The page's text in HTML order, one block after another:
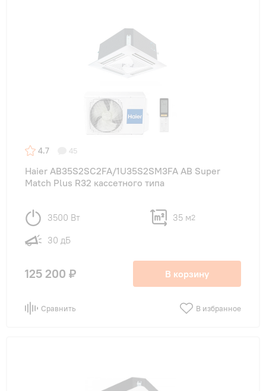
4.7 45
Haier AB35S2SC2FA/1U35S2SM3FA AB Super
Match Plus R32 кассетного типа
3500 Вт 35 м2
30 дБ
125 200 ₽ В корзину
Сравнить В избранное